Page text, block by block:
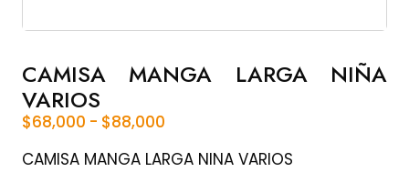
CAMISA MANGA LARGA NIÑA
VARIOS
$68,000 - $88,000
precios:
CAMISA MANGA LARGA NINA VARIOS